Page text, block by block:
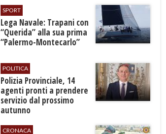
SPORT
​Lega Navale: Trapani con
“Querida” alla sua prima
“Palermo-Montecarlo”
POLITICA
​Polizia Provinciale, 14
agenti pronti a prendere
servizio dal prossimo
autunno
CRONACA